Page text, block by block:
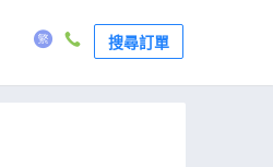
搜尋訂單